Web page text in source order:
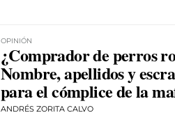
OPINIÓN
¿Comprador de perros
Nombre, apellidos y
para el cómplice de la
ANDRÉS ZORITA CALVO